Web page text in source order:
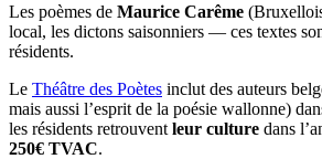
Les poèmes de Maurice Carême
local, les dictons saisonniers — ces textes
résidents.
Le Théâtre des Poètes inclut des auteurs
mais aussi l’esprit de la poésie wallonne)
les résidents retrouvent leur culture dans
250€ TVAC.